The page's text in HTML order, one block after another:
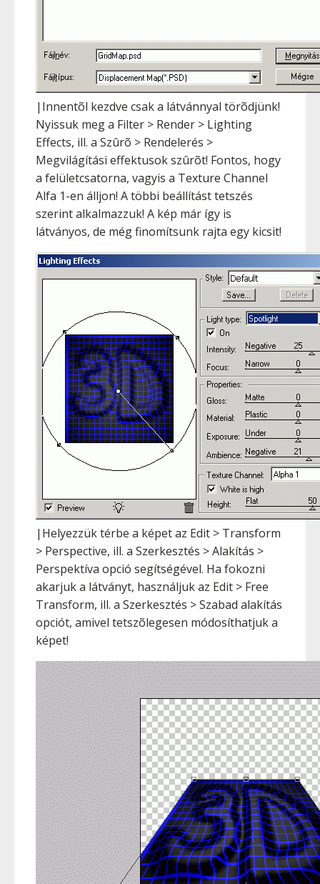
|Innentõl kezdve csak a látvánnyal törõdjünk!
Nyissuk meg a Filter > Render > Lighting
Effects, ill. a Szûrõ > Rendelerés >
Megvilágítási effektusok szûrõt! Fontos, hogy
a felületcsatorna, vagyis a Texture Channel
Alfa 1-en álljon! A többi beállítást tetszés
szerint alkalmazzuk! A kép már így is
látványos, de még finomítsunk rajta egy kicsit!
|Helyezzük térbe a képet az Edit > Transform
> Perspective, ill. a Szerkesztés > Alakítás >
Perspektíva opció segítségével. Ha fokozni
akarjuk a látványt, használjuk az Edit > Free
Transform, ill. a Szerkesztés > Szabad alakítás
opciót, amivel tetszõlegesen módosíthatjuk a
képet!